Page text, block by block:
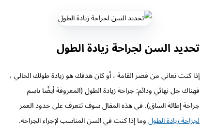
تحديد السن لجراحة زيادة الطول
إذا كنت تعاني من قصر القامة ، أو كان هدفك هو زيادة طولك الحالي ،
فهناك حل نهائي ودائم: جراحة زيادة الطول (المعروفة أيضًا باسم
جراحة إطالة الساق). في هذه المقال سوف تتعرف على حدود العمر
لجراحة زيادة الطولوما إذا كنت في السن المناسب لإجراء الجراحة.